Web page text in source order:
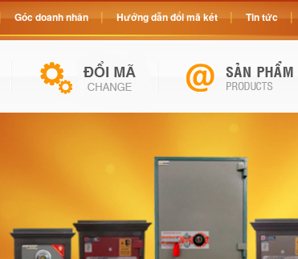
Góc doanh nhân Hướng dẫn đổi mã két Tin tức